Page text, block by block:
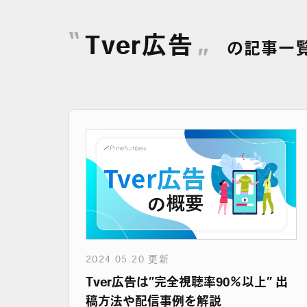
Tver広告 の記事一
2024 05.20 更新
Tver広告は”完全視聴率90％以上” 出
稿方法や配信事例を解説